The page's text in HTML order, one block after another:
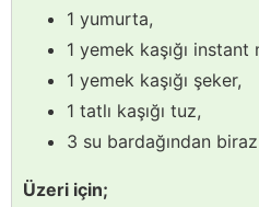
1 yumurta,
1 yemek kaşığı instant
1 yemek kaşığı şeker,
1 tatlı kaşığı tuz,
3 su bardağından
Üzeri için;